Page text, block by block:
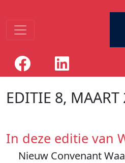
EDITIE 8, MAART
In deze editie van
Nieuw Convenant